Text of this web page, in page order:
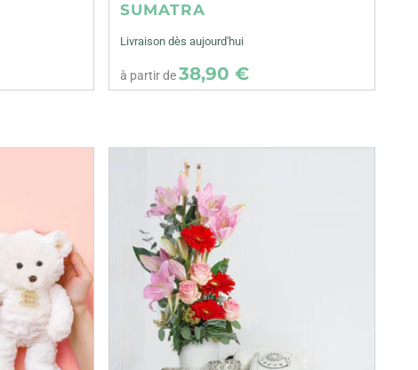
SUMATRA
Livraison dès aujourd'hui
à partir de38,90 €